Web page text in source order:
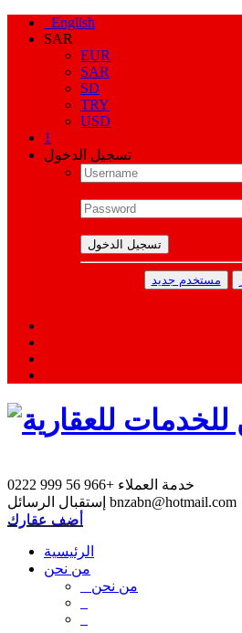
English
SAR
EUR
SAR
SD
TRY
USD
1
تسجيل الدخول
تسجيل الدخول
مستخدم جديد
خدمة العملاء +966 56 999 0222
bnzabn@hotmail.com
أضف عقارك
الرئيسية
من نحن
من نحن